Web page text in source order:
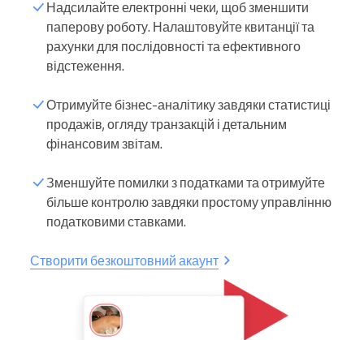
Надсилайте електронні чеки, щоб зменшити
паперову роботу. Налаштовуйте квитанції та
рахунки для послідовності та ефективного
відстеження.
Отримуйте бізнес-аналітику завдяки статистиці
продажів, огляду транзакцій і детальним
фінансовим звітам.
Зменшуйте помилки з податками та отримуйте
більше контролю завдяки простому управлінню
податковими ставками.
Створити безкоштовний акаунт